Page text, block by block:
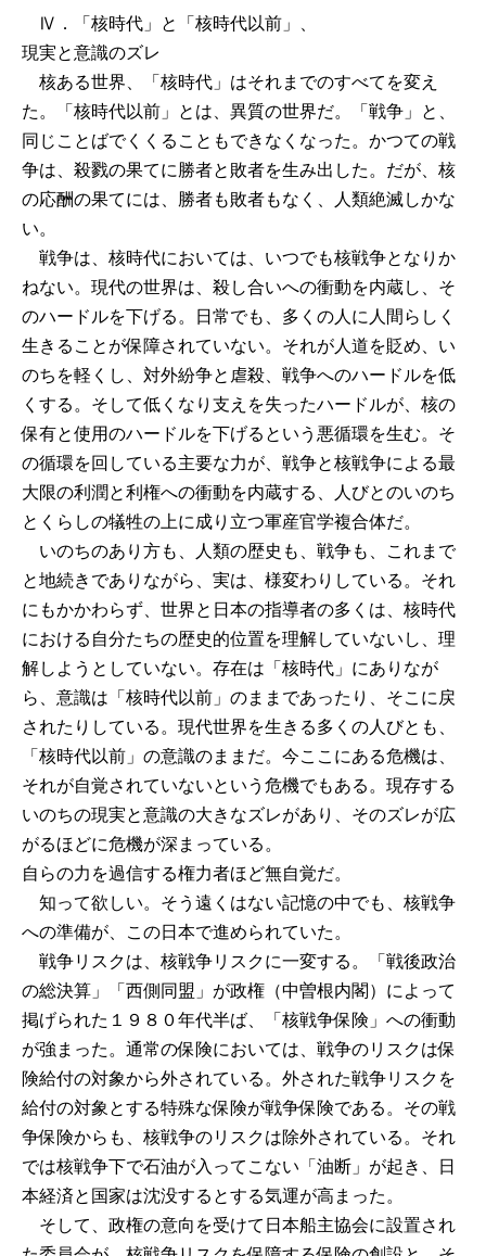
Ⅳ．「核時代」と「核時代以前」、
現実と意識のズレ
核ある世界、「核時代」はそれまでのすべてを変え
た。「核時代以前」とは、異質の世界だ。「戦争」と、
同じことばでくくることもできなくなった。かつての戦
争は、殺戮の果てに勝者と敗者を生み出した。だが、核
の応酬の果てには、勝者も敗者もなく、人類絶滅しかな
い。
戦争は、核時代においては、いつでも核戦争となりか
ねない。現代の世界は、殺し合いへの衝動を内蔵し、そ
のハードルを下げる。日常でも、多くの人に人間らしく
生きることが保障されていない。それが人道を貶め、い
のちを軽くし、対外紛争と虐殺、戦争へのハードルを低
くする。そして低くなり支えを失ったハードルが、核の
保有と使用のハードルを下げるという悪循環を生む。そ
の循環を回している主要な力が、戦争と核戦争による最
大限の利潤と利権への衝動を内蔵する、人びとのいのち
とくらしの犠牲の上に成り立つ軍産官学複合体だ。
いのちのあり方も、人類の歴史も、戦争も、これまで
と地続きでありながら、実は、様変わりしている。それ
にもかかわらず、世界と日本の指導者の多くは、核時代
における自分たちの歴史的位置を理解していないし、理
解しようとしていない。存在は「核時代」にありなが
ら、意識は「核時代以前」のままであったり、そこに戻
されたりしている。現代世界を生きる多くの人びとも、
「核時代以前」の意識のままだ。今ここにある危機は、
それが自覚されていないという危機でもある。現存する
いのちの現実と意識の大きなズレがあり、そのズレが広
がるほどに危機が深まっている。
自らの力を過信する権力者ほど無自覚だ。
知って欲しい。そう遠くはない記憶の中でも、核戦争
への準備が、この日本で進められていた。
戦争リスクは、核戦争リスクに一変する。「戦後政治
の総決算」「西側同盟」が政権（中曽根内閣）によって
掲げられた１９８０年代半ば、「核戦争保険」への衝動
が強まった。通常の保険においては、戦争のリスクは保
険給付の対象から外されている。外された戦争リスクを
給付の対象とする特殊な保険が戦争保険である。その戦
争保険からも、核戦争のリスクは除外されている。それ
では核戦争下で石油が入ってこない「油断」が起き、日
本経済と国家は沈没するとする気運が高まった。
そして、政権の意向を受けて日本船主協会に設置され